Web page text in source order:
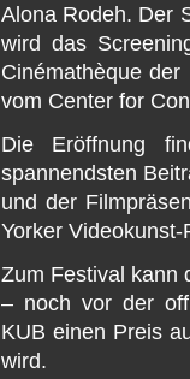
Alona Rodeh. Der
wird das
Cinémathèque
vom Center for
Die Eröffnung
spannendsten
und der
Yorker
Zum Festival kann
– noch vor der
KUB einen Preis
wird.